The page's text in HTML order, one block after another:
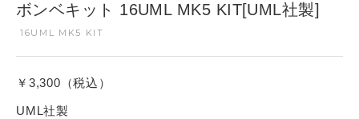
ボンベキット 16UML MK5 KIT[UML社製]
16UML MK5 KIT
￥3,300（税込）
UML社製